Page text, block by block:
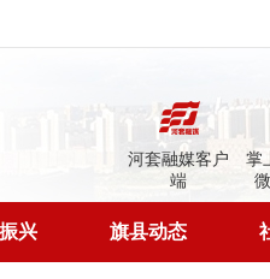
河套融媒客户
端
掌
兴 旗县动态